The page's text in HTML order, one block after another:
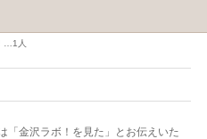
… 1人
「金沢ラボ！を見た」とお伝えいた